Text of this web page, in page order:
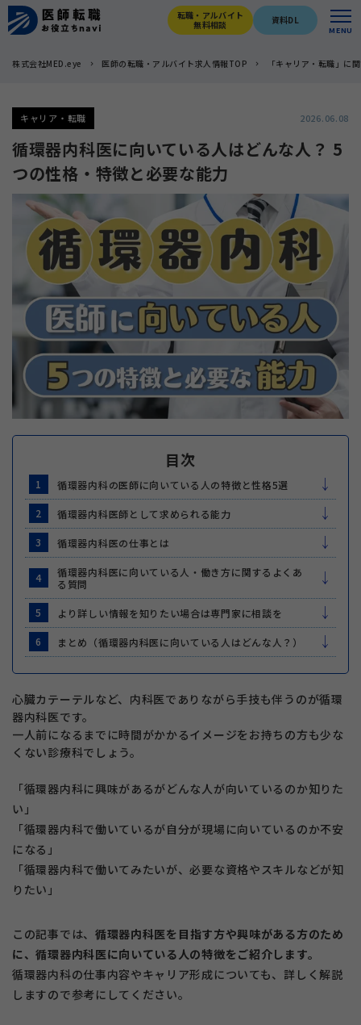
転職・アルバイト
無料相談
資料DL
MENU
株式会社MED.eye 医師の転職・アルバイト求人情報TOP 「キャリア・転職」に
キャリア・転職 2026.06.08
循環器内科医に向いている人はどんな人？ 5
つの性格・特徴と必要な能力
目次
1 循環器内科の医師に向いている人の特徴と性格5選
2 循環器内科医師として求められる能力
3 循環器内科医の仕事とは
4
循環器内科医に向いている人・働き方に関するよくあ
る質問
5 より詳しい情報を知りたい場合は専門家に相談を
6 まとめ（循環器内科医に向いている人はどんな人？）
心臓カテーテルなど、内科医でありながら手技も伴うのが循環
器内科医です。
一人前になるまでに時間がかかるイメージをお持ちの方も少な
くない診療科でしょう。
「循環器内科に興味があるがどんな人が向いているのか知りた
い」
「循環器内科で働いているが自分が現場に向いているのか不安
になる」
「循環器内科で働いてみたいが、必要な資格やスキルなどが知
りたい」
この記事では、 循環器内科医を目指す方や興味がある方のため
に、循環器内科医に向いている人の特徴をご紹介します。
循環器内科の仕事内容やキャリア形成についても、詳しく解説
しますので参考にしてください。